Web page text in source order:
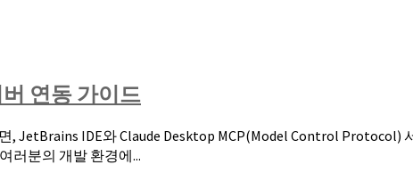
연동 가이드
JetBrains IDE와 Claude Desktop MCP(Model Control
러분의 개발 환경에...